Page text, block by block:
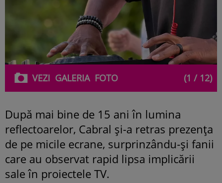
VEZI GALERIAFOTO (1 / 12)
După mai bine de 15 ani în lumina
reflectoarelor, Cabral și-a retras prezența
de pe micile ecrane, surprinzându-și fanii
care au observat rapid lipsa implicării
sale în proiectele TV.